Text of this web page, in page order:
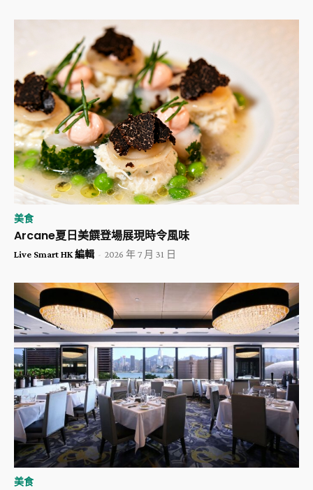
美食
Arcane夏日美饌登場展現時令風味
Live Smart HK 編輯 - 2026 年 7 月 31 日
美食